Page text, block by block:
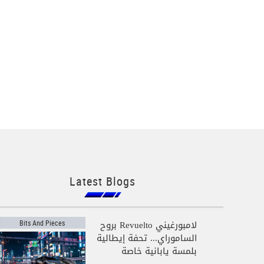
Latest Blogs
Bits And Pieces لامبورغيني Revuelto بروح
الساموراي... تحفة إيطالية
بلمسة يابانية خاصة